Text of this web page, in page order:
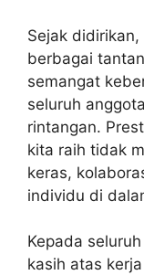
Sejak
berbagai
semangat
seluruh
rintangan.
kita raih tidak
keras,
individu di
Kepada
kasih atas